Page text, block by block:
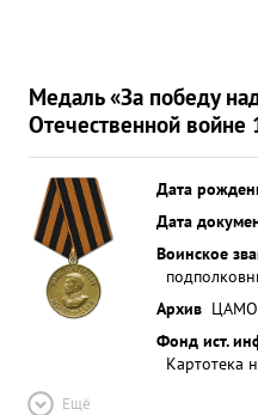
Медаль «За победу
Отечественной
Дата
Дата
Воинское
Архив ЦАМО
Фонд ист.
Картотека
Ещё